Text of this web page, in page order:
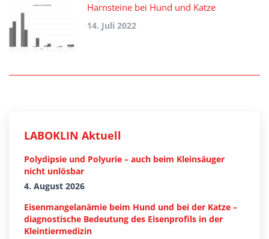
Harnsteine bei Hund und Katze
14. Juli 2022
LABOKLIN Aktuell
Polydipsie und Polyurie – auch beim Kleinsäuger
nicht unlösbar
4. August 2026
Eisenmangelanämie beim Hund und bei der Katze –
diagnostische Bedeutung des Eisenprofils in der
Kleintiermedizin